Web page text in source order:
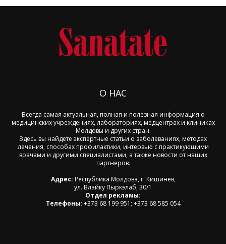
О НАС
Всегда самая актуальная, полная и полезная информация о
медицинских учреждениях, лабораториях, медцентрах и клиниках
Молдовы и других стран.
Здесь вы найдете экспертные статьи о заболеваниях, методах
лечения, способах профилактики, интервью с практикующими
врачами и другими специалистами, а также новости от наших
партнеров.
Адрес: Республика Молдова, г. Кишинев,
ул. Влайку Пыркэлаб, 30/1
Отдел рекламы:
Телефоны: +373 68 199 951; +373 68 585 054